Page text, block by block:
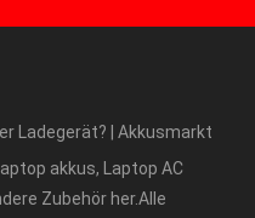
Ladegerät? | Akkusmarkt
akkus, Laptop AC
Zubehör her.Alle